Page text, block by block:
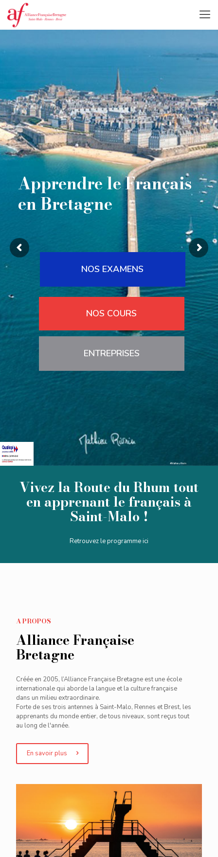
ENTREPRISES
Apprendre le Français
en Bretagne
#Mathieu Rivrin
NOS COURS
NOS EXAMENS
Vivez la Route du Rhum tout
en apprenant le français à
Saint-Malo !
Retrouvez le programme ici
A PROPOS
Alliance Française
Bretagne
Créée en 2005, l’Alliance Française Bretagne est une école
internationale qui aborde la langue et la culture française
dans un milieu extraordinaire.
Forte de ses trois antennes à Saint-Malo, Rennes et Brest, les
apprenants du monde entier, de tous niveaux, sont reçus tout
au long de l'année.
En savoir plus